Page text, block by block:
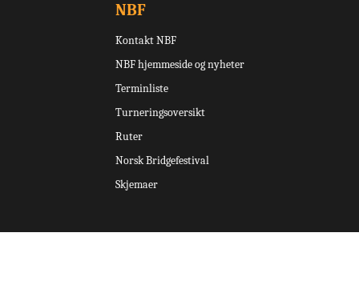
NBF
Kontakt NBF
NBF hjemmeside og nyheter
Terminliste
Turneringsoversikt
Ruter
Norsk Bridgefestival
Skjemaer